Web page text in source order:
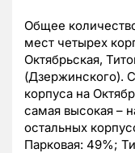
Общее
мест четырех
Октябрьская,
(Дзержинского).
корпуса на
самая высокая –
остальных
Парковая: 49%;